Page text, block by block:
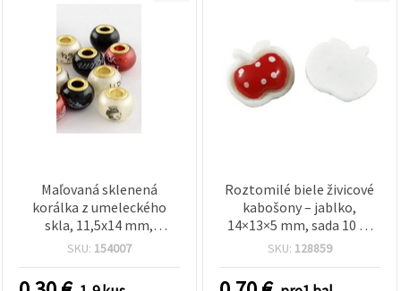
Maľovaná sklenená
korálka z umeleckého
skla, 11,5x14 mm,
prievlak: 5 mm
SKU: 154007
Roztomilé biele živicové
kabošony – jablko,
14×13×5 mm, sada 10 ks
na šperky a kreatívne DIY
SKU: 128859